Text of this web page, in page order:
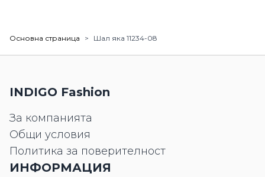
Основна страница > Шал яка 11234-08
INDIGO Fashion
За компанията
Общи условия
Политика за поверителност
ИНФОРМАЦИЯ